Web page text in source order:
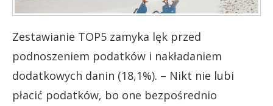
Zestawianie TOP5 zamyka lęk przed
podnoszeniem podatków i nakładaniem
dodatkowych danin (18,1%). – Nikt nie lubi
płacić podatków, bo one bezpośrednio